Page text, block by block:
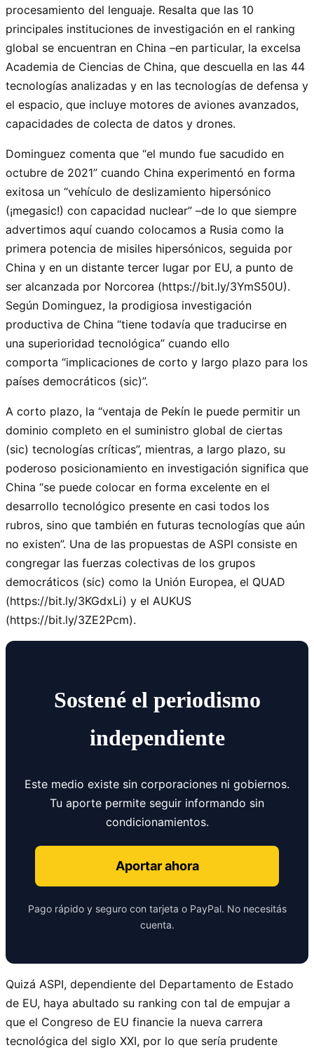
procesamiento del lenguaje. Resalta que las 10
principales instituciones de investigación en el ranking
global se encuentran en China –en particular, la excelsa
Academia de Ciencias de China, que descuella en las 44
tecnologías analizadas y en las tecnologías de defensa y
el espacio, que incluye motores de aviones avanzados,
capacidades de colecta de datos y drones.
Dominguez comenta que el mundo fue sacudido en
octubre de 2021 cuando China experimentó en forma
exitosa un vehículo de deslizamiento hipersónico
(¡megasic!) con capacidad nuclear –de lo que siempre
advertimos aquí cuando colocamos a Rusia como la
primera potencia de misiles hipersónicos, seguida por
China y en un distante tercer lugar por EU, a punto de
ser alcanzada por Norcorea (https://bit.ly/3YmS50U).
Según Dominguez, la prodigiosa investigación
productiva de China tiene todavía que traducirse en
una superioridad tecnológica cuando ello
comporta
implicaciones de corto y largo plazo para los
países democráticos (sic) .
A corto plazo, la ventaja de Pekín le puede permitir un
dominio completo en el suministro global de ciertas
(sic) tecnologías críticas , mientras, a largo plazo, su
poderoso posicionamiento en investigación significa que
China
se puede colocar en forma excelente en el
desarrollo tecnológico presente en casi todos los
rubros, sino que también en futuras tecnologías que aún
no existen . Una de las propuestas de ASPI consiste en
congregar las fuerzas colectivas de los grupos
democráticos (sic) como la Unión Europea, el QUAD
(https://bit.ly/3KGdxLi) y el AUKUS
(https://bit.ly/3ZE2Pcm).
Sostené el periodismo
independiente
Este medio existe sin corporaciones ni gobiernos.
Tu aporte permite seguir informando sin
condicionamientos.
Aportar ahora
Pago rápido y seguro con tarjeta o PayPal. No necesitás
cuenta.
Quizá ASPI, dependiente del Departamento de Estado
de EU, haya abultado su ranking con tal de empujar a
que el Congreso de EU financie la nueva carrera
tecnológica del siglo XXI, por lo que sería prudente